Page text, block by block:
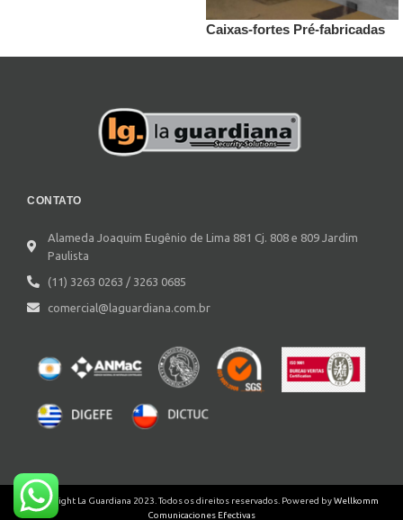
Caixas-fortes Pré-fabricadas
CONTATO
Alameda Joaquim Eugênio de Lima 881 Cj. 808 e 809 Jardim
Paulista
(11) 3263 0263 / 3263 0685
comercial@laguardiana.com.br
©Copyright La Guardiana 2023. Todos os direitos reservados. Powered byWellkomm
Comunicaciones Efectivas